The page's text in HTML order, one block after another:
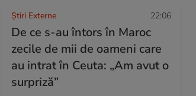
Știri Externe 22:06
De ce s-au întors în Maroc
zecile de mii de oameni care
au intrat în Ceuta: „Am avut o
surpriză”